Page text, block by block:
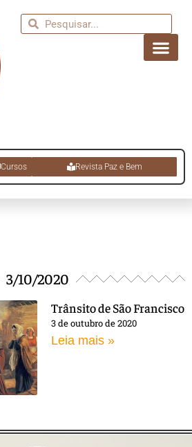
Cursos Revista Paz e Bem
3/10/2020
Trânsito de São Francisco
3 de outubro de 2020
Leia mais »